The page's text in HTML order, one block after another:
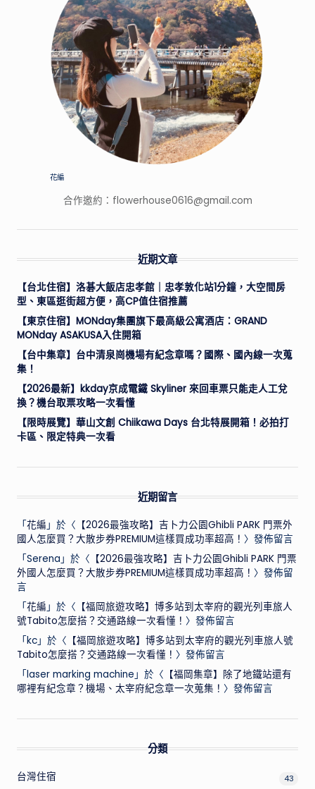
花編
合作邀約： flowerhouse0616@gmail.com
近期文章
【台北住宿】洛碁大飯店忠孝館｜忠孝敦化站1分鐘，大空間房
型、東區逛街超方便，高CP值住宿推薦
【東京住宿】MONday集團旗下最高級公寓酒店：GRAND
MONday ASAKUSA入住開箱
【台中集章】台中清泉崗機場有紀念章嗎？國際、國內線一次蒐
集！
【2026最新】kkday京成電鐵 Skyliner 來回車票只能走人工兌
換？機台取票攻略一次看懂
【限時展覽】華山文創 Chiikawa Days 台北特展開箱！必拍打
卡區、限定特典一次看
近期留言
「 花編 」於〈 【2026最強攻略】吉卜力公園Ghibli PARK 門票外
國人怎麼買？大散步券PREMIUM這樣買成功率超高！ 〉發佈留言
「 Serena 」於〈 【2026最強攻略】吉卜力公園Ghibli PARK 門票
外國人怎麼買？大散步券PREMIUM這樣買成功率超高！ 〉發佈留
言
「 花編 」於〈 【福岡旅遊攻略】博多站到太宰府的觀光列車旅人
號Tabito怎麼搭？交通路線一次看懂！ 〉發佈留言
「 kc」於〈 【福岡旅遊攻略】博多站到太宰府的觀光列車旅人號
Tabito怎麼搭？交通路線一次看懂！ 〉發佈留言
「 laser marking machine 」於〈 【福岡集章】除了地鐵站還有
哪裡有紀念章？機場、太宰府紀念章一次蒐集！ 〉發佈留言
分類
台灣住宿 43